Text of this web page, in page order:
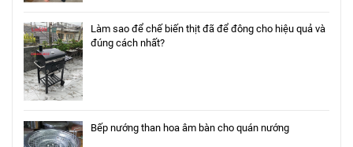
Làm sao để chế biến thịt đã để đông cho hiệu quả và
đúng cách nhất?
Bếp nướng than hoa âm bàn cho quán nướng